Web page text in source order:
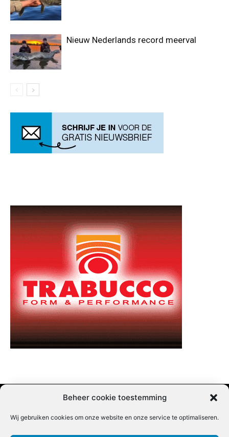
Beheer cookie toestemming
Wij gebruiken cookies om onze website en onze service te optimaliseren.
Nieuw Nederlands record meerval